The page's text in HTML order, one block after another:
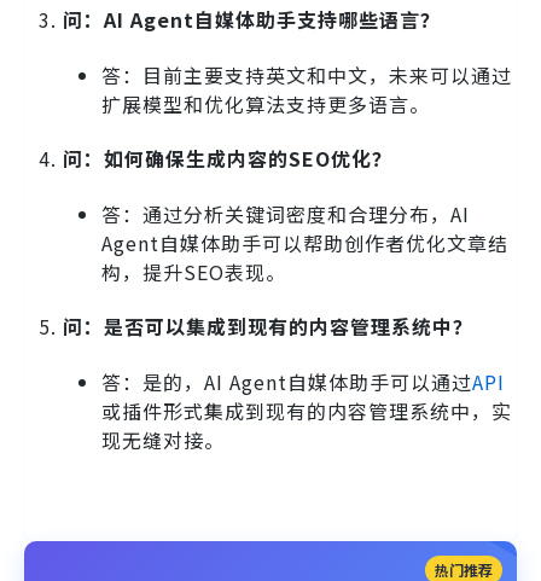
问：AI Agent自媒体助手支持哪些语言？
答：目前主要支持英文和中文，未来可以通过
扩展模型和优化算法支持更多语言。
问：如何确保生成内容的SEO优化？
答：通过分析关键词密度和合理分布，AI
Agent自媒体助手可以帮助创作者优化文章结
构，提升SEO表现。
问：是否可以集成到现有的内容管理系统中？
答：是的，AI Agent自媒体助手可以通过API
或插件形式集成到现有的内容管理系统中，实
现无缝对接。
热门推荐